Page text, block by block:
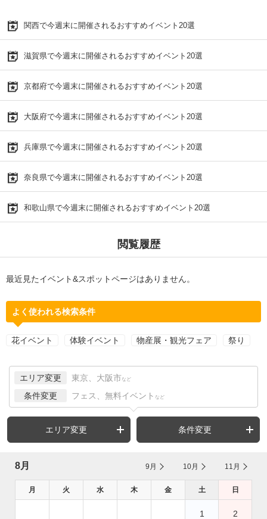
関西で今週末に開催されるおすすめイベント20選
滋賀県で今週末に開催されるおすすめイベント20選
京都府で今週末に開催されるおすすめイベント20選
大阪府で今週末に開催されるおすすめイベント20選
兵庫県で今週末に開催されるおすすめイベント20選
奈良県で今週末に開催されるおすすめイベント20選
和歌山県で今週末に開催されるおすすめイベント20選
閲覧履歴
最近見たイベント&スポットページはありません。
よく使われる検索条件
花イベント 体験イベント 物産展・観光フェア 祭り
エリア変更 東京、大阪市 など
条件変更 フェス、無料イベント など
エリア変更 条件変更
8月 9月 10月 11月
月 火 水 木 金 土 日
1 2